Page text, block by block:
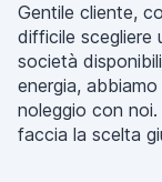
Gentile cliente,
difficile scegliere
società
energia,
noleggio con
faccia la scelta